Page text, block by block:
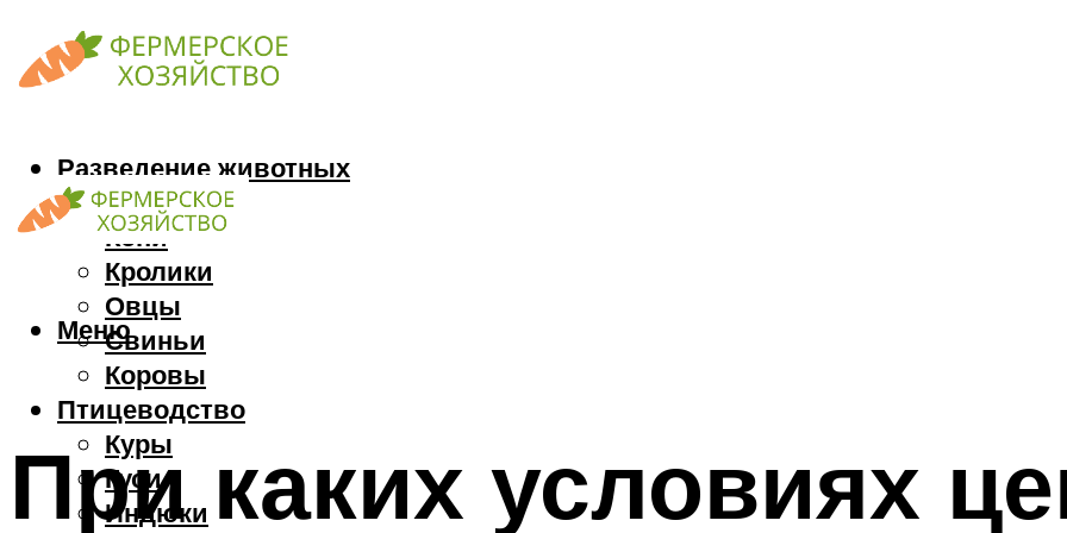
Разведение животных
Козы
Кони
Кролики
Овцы
Свиньи
Коровы
Птицеводство
Куры
Гуси
Индюки
Меню
При каких условиях